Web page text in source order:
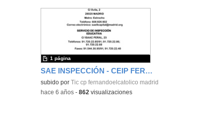
SAE INSPECCIÓN - CEIP FERNANDO EL CATÓLICO
subido por Tic cp fernandoelcatolico madrid
1 página
-hace 6 años -862 visualizaciones